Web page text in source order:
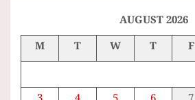
AUGUST 2026
M
T W T F